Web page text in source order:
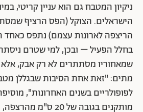
ניקיון המטבח גם הוא עניין קריטי,
הישראלים. הצוקל (הפס הרציף
הריצפה לארונות עצמם) נתפס כאחד
בחלל הפעיל – ובכן, למי שטרם
שמאחוריו מסתתרים לא רק אבק,
מתים: "זאת אחת הסיבות שבגללן
לפופולריים בשנים האחרונות",
מותקנים בגובה של 20